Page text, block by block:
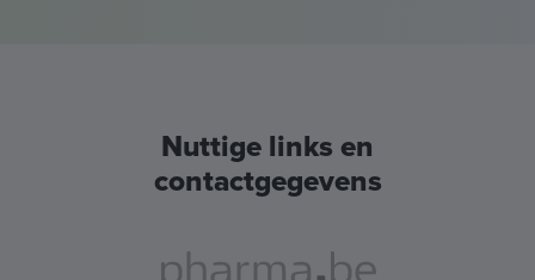
Nuttige links en
contactgegevens